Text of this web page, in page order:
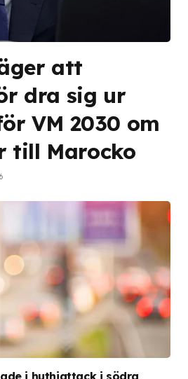
att
dra sig ur
VM 2030 om
till Marocko